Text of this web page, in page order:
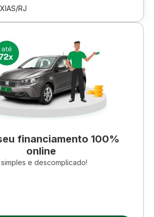
RJ
financiamento 100%
online
simples e descomplicado!